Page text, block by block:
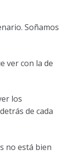
Soñamos
ver con la de
los
de cada
no está bien